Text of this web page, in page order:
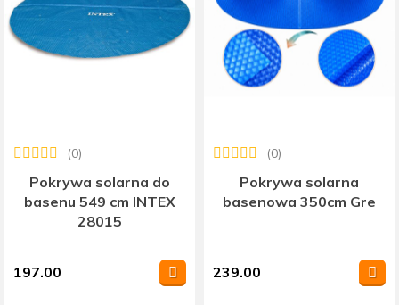
Pokrywa solarna do
basenu 549 cm INTEX
28015
(0)
197.00
Pokrywa solarna
basenowa 350cm Gre
(0)
239.00